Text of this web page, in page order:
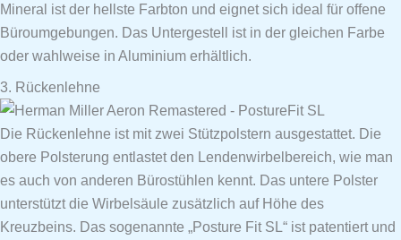
Mineral ist der hellste Farbton und eignet sich ideal für offene
Büroumgebungen. Das Untergestell ist in der gleichen Farbe
oder wahlweise in Aluminium erhältlich.
3. Rückenlehne
Die Rückenlehne ist mit zwei Stützpolstern ausgestattet. Die
obere Polsterung entlastet den Lendenwirbelbereich, wie man
es auch von anderen Bürostühlen kennt. Das untere Polster
unterstützt die Wirbelsäule zusätzlich auf Höhe des
Kreuzbeins. Das sogenannte „Posture Fit SL“ ist patentiert und